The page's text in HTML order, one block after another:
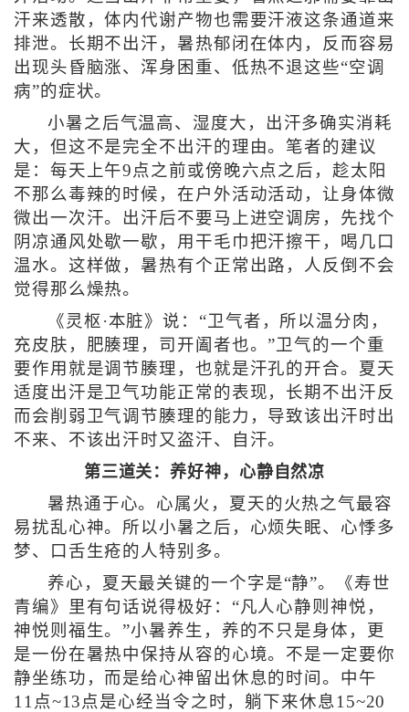
汗来透散，体内代谢产物也需要汗液这条通道来
排泄。长期不出汗，暑热郁闭在体内，反而容易
出现头昏脑涨、浑身困重、低热不退这些“空调
病”的症状。
小暑之后气温高、湿度大，出汗多确实消耗
大，但这不是完全不出汗的理由。笔者的建议
是：每天上午9点之前或傍晚六点之后，趁太阳
不那么毒辣的时候，在户外活动活动，让身体微
微出一次汗。出汗后不要马上进空调房，先找个
阴凉通风处歇一歇，用干毛巾把汗擦干，喝几口
温水。这样做，暑热有个正常出路，人反倒不会
觉得那么燥热。
《灵枢·本脏》说：“卫气者，所以温分肉，
充皮肤，肥腠理，司开阖者也。”卫气的一个重
要作用就是调节腠理，也就是汗孔的开合。夏天
适度出汗是卫气功能正常的表现，长期不出汗反
而会削弱卫气调节腠理的能力，导致该出汗时出
不来、不该出汗时又盗汗、自汗。
第三道关：养好神，心静自然凉
暑热通于心。心属火，夏天的火热之气最容
易扰乱心神。所以小暑之后，心烦失眠、心悸多
梦、口舌生疮的人特别多。
养心，夏天最关键的一个字是“静”。《寿世
青编》里有句话说得极好：“凡人心静则神悦，
神悦则福生。”小暑养生，养的不只是身体，更
是一份在暑热中保持从容的心境。不是一定要你
静坐练功，而是给心神留出休息的时间。中午
11点~13点是心经当令之时，躺下来休息15~20